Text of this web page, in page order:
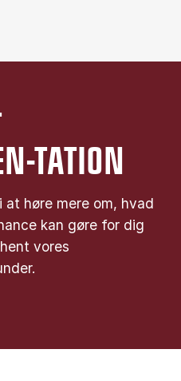
TATION
høre mere om, hvad
kan gøre for dig
vores